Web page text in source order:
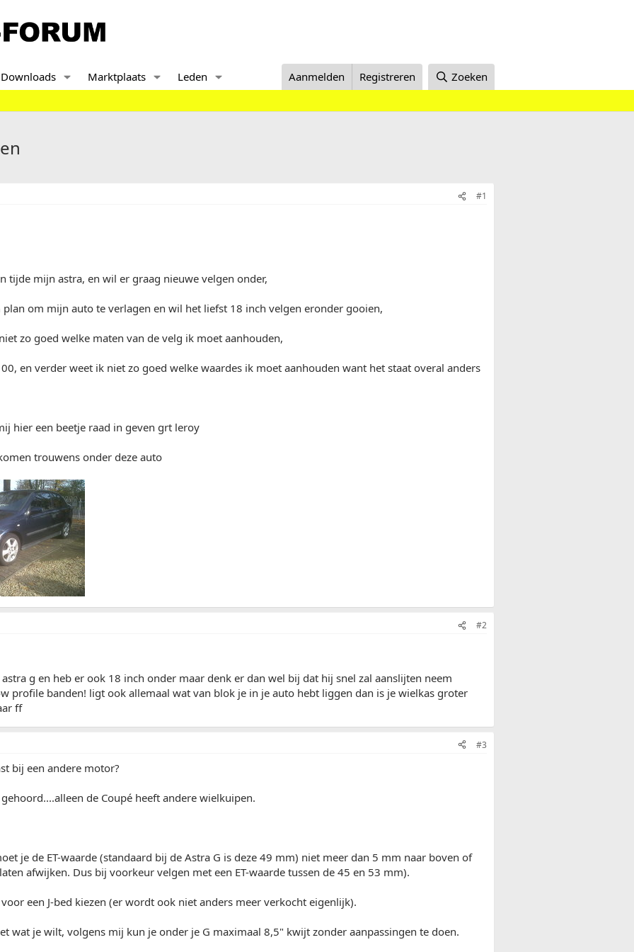
Downloads Marktplaats Leden Aanmelden Registreren Zoeken
#1
tijde mijn astra, en wil er graag nieuwe velgen onder,
plan om mijn auto te verlagen en wil het liefst 18 inch velgen eronder gooien,
zo goed welke maten van de velg ik moet aanhouden,
en verder weet ik niet zo goed welke waardes ik moet aanhouden want het staat overal anders
hier een beetje raad in geven grt leroy
trouwens onder deze auto
#2
g en heb er ook 18 inch onder maar denk er dan wel bij dat hij snel zal aanslijten neem
profile banden! ligt ook allemaal wat van blok je in je auto hebt liggen dan is je wielkas groter
ff
#3
bij een andere motor?
de Coupé heeft andere wielkuipen.
je de ET-waarde (standaard bij de Astra G is deze 49 mm) niet meer dan 5 mm naar boven of
afwijken. Dus bij voorkeur velgen met een ET-waarde tussen de 45 en 53 mm).
een J-bed kiezen (er wordt ook niet anders meer verkocht eigenlijk).
wat je wilt, volgens mij kun je onder je G maximaal 8,5" kwijt zonder aanpassingen te doen.